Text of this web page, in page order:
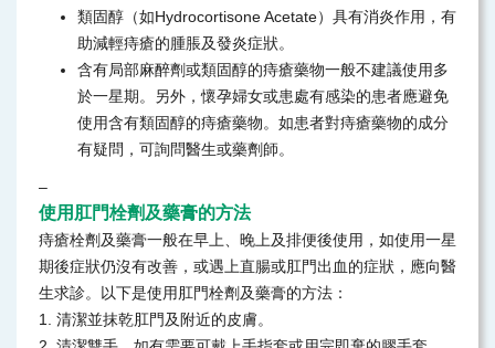
類固醇（如Hydrocortisone Acetate）具有消炎作用，有
助減輕痔瘡的腫脹及發炎症狀。
含有局部麻醉劑或類固醇的痔瘡藥物一般不建議使用多
於一星期。另外，懷孕婦女或患處有感染的患者應避免
使用含有類固醇的痔瘡藥物。如患者對痔瘡藥物的成分
有疑問，可詢問醫生或藥劑師。
–
使用肛門栓劑及藥膏的方法
痔瘡栓劑及藥膏一般在早上、晚上及排便後使用，如使用一星
期後症狀仍沒有改善，或遇上直腸或肛門出血的症狀，應向醫
生求診。以下是使用肛門栓劑及藥膏的方法：
1. 清潔並抹乾肛門及附近的皮膚。